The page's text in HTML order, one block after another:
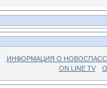
ИНФОРМАЦИЯ О
ON LINE TV